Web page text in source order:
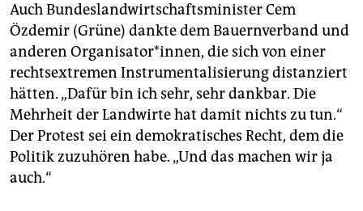
Auch Bundeslandwirtschaftsminister Cem
Özdemir (Grüne) dankte dem Bauernverband und
anderen Organisator*innen, die sich von einer
rechtsextremen Instrumentalisierung distanziert
hätten. „Dafür bin ich sehr, sehr dankbar. Die
Mehrheit der Landwirte hat damit nichts zu tun.“
Der Protest sei ein demokratisches Recht, dem die
Politik zuzuhören habe. „Und das machen wir ja
auch.“